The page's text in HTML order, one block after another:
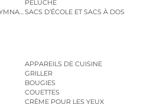
PELUCHE
SACS D’ÉCOLE ET SACS À DOS
APPAREILS DE CUISINE
GRILLER
BOUGIES
COUETTES
CRÈME POUR LES YEUX